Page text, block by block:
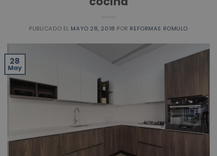
PUBLICADO EL MAYO 28, 2018 POR REFORMAS ROMULO
28
May